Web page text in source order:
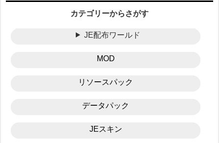
カテゴリーからさがす
JE配布ワールド
MOD
リソースパック
データパック
JEスキン